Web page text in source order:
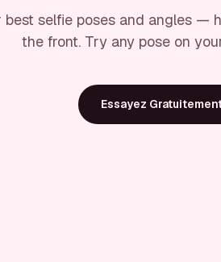
best selfie poses and angles —
the front. Try any pose on
Essayez